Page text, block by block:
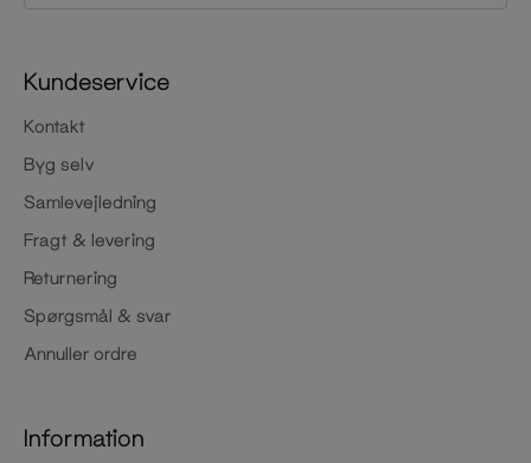
Kundeservice
Kontakt
Byg selv
Samlevejledning
Fragt & levering
Returnering
Spørgsmål & svar
Annuller ordre
Information